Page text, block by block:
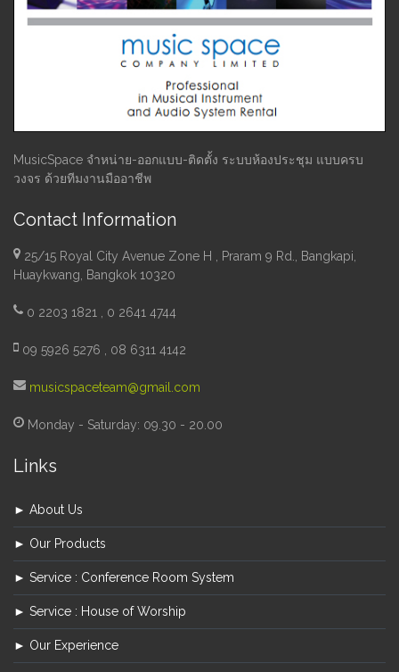
MusicSpace จำหน่าย-ออกแบบ-ติดตั้ง ระบบห้องประชุม แบบครบ
วงจร ด้วยทีมงานมืออาชีพ
Contact Information
25/15 Royal City Avenue Zone H , Praram 9 Rd., Bangkapi,
Huaykwang, Bangkok 10320
0 2203 1821 , 0 2641 4744
09 5926 5276 , 08 6311 4142
musicspaceteam@gmail.com
Monday - Saturday: 09.30 - 20.00
Links
► About Us
► Our Products
► Service : Conference Room System
► Service : House of Worship
► Our Experience